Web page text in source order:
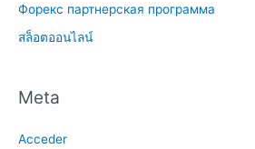
Форекс партнерская программа
สล็อตออนไลน์
Meta
Acceder